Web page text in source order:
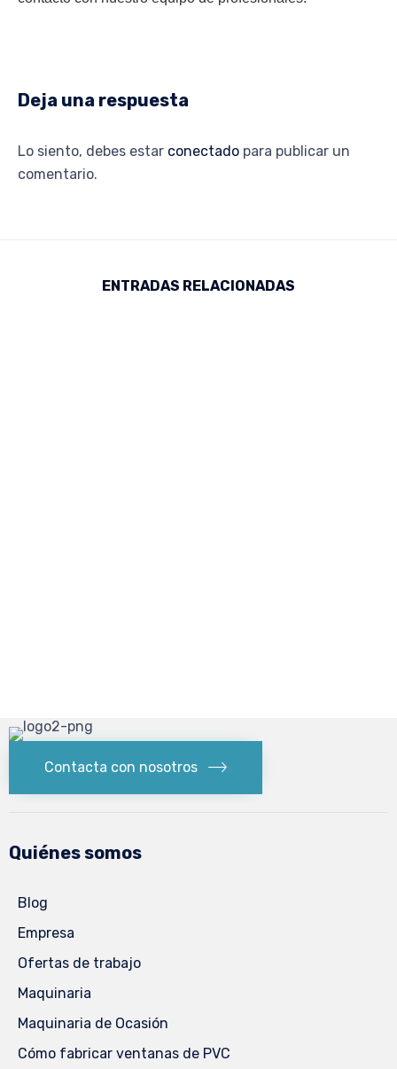
Deja una respuesta
Lo siento, debes estar conectado para publicar un
comentario.
ENTRADAS RELACIONADAS
Contacta con nosotros
Quiénes somos
Blog
Empresa
Ofertas de trabajo
Maquinaria
Maquinaria de Ocasión
Cómo fabricar ventanas de PVC